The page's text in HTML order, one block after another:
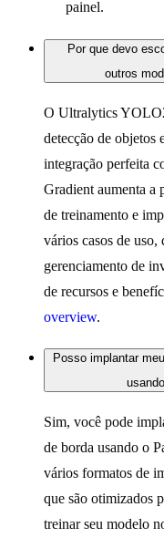
painel.
Por que devo
outros
O Ultralytics
detecção de objetos
integração perfeita
Gradient aumenta a
de treinamento e
vários casos de uso,
gerenciamento de
de recursos e
overview.
Posso implantar
Sim, você pode
de borda usando o
vários formatos de
que são otimizados
treinar seu modelo